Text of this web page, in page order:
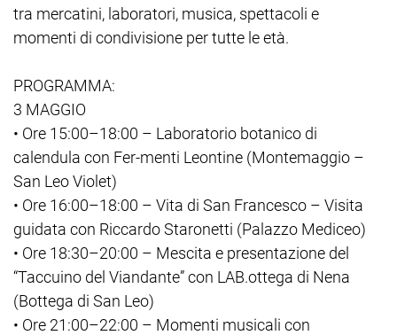
tra mercatini, laboratori, musica, spettacoli e
momenti di condivisione per tutte le età.
PROGRAMMA:
3 MAGGIO
• Ore 15:00–18:00 – Laboratorio botanico di
calendula con Fer-menti Leontine (Montemaggio –
San Leo Violet)
• Ore 16:00–18:00 – Vita di San Francesco – Visita
guidata con Riccardo Staronetti (Palazzo Mediceo)
• Ore 18:30–20:00 – Mescita e presentazione del
“Taccuino del Viandante” con LAB.ottega di Nena
(Bottega di San Leo)
• Ore 21:00–22:00 – Momenti musicali con